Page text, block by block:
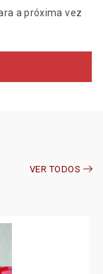
a próxima vez
VER TODOS